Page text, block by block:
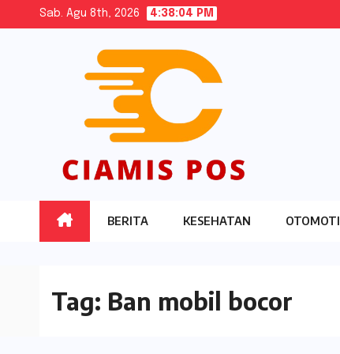
Sab. Agu 8th, 2026 4:38:05 PM
BERITA KESEHATAN
Tag: Ban mobil bocor